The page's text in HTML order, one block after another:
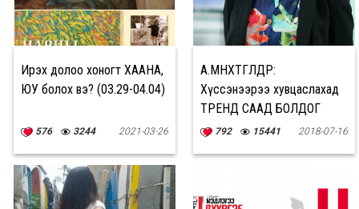
Ирэх долоо хоногт ХААНА,
ЮУ болох вэ? (03.29-04.04)
576 3244 2021-03-26
А.МӨНХТӨГӨЛДӨР:
Хүссэнээрээ хувцаслахад
ТРЕНД СААД БОЛДОГ
792 15441 2018-07-16